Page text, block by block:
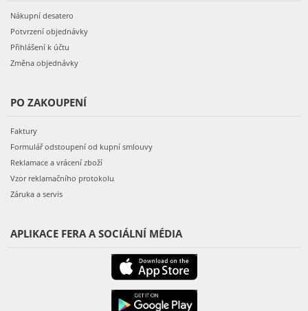
Nákupní desatero
Potvrzení objednávky
Přihlášení k účtu
Změna objednávky
PO ZAKOUPENÍ
Faktury
Formulář odstoupení od kupní smlouvy
Reklamace a vrácení zboží
Vzor reklamačního protokolu
Záruka a servis
APLIKACE FERA A SOCIÁLNÍ MÉDIA